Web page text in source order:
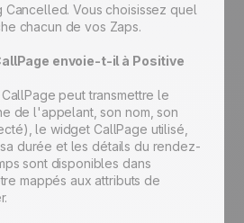
Cancelled. Vous choisissez quel
chacun de vos Zaps.
envoie-t-il à Positive
peut transmettre le
de l'appelant, son nom, son
le widget CallPage utilisé,
durée et les détails du rendez-
sont disponibles dans
mappés aux attributs de